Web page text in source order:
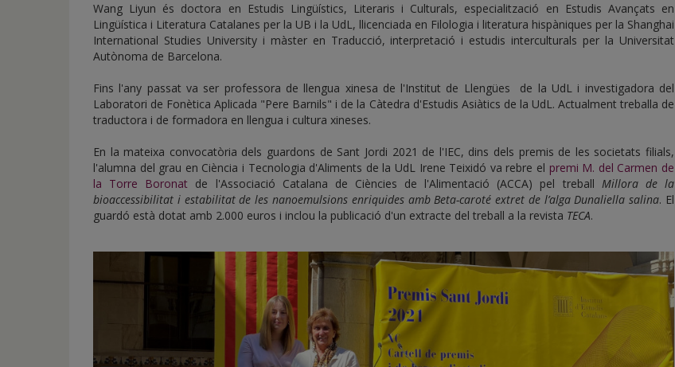
Wang Liyun és doctora en Estudis Lingüístics, Literaris i Culturals, especialització en Estudis Avançats en
Lingüística i Literatura Catalanes per la UB i la UdL, llicenciada en Filologia i literatura hispàniques per la Shanghai
International Studies University i màster en Traducció, interpretació i estudis interculturals per la Universitat
Autònoma de Barcelona.
Fins l'any passat va ser professora de llengua xinesa de l'Institut de Llengües de la UdL i investigadora del
Laboratori de Fonètica Aplicada "Pere Barnils" i de la Càtedra d'Estudis Asiàtics de la UdL. Actualment treballa de
traductora i de formadora en llengua i cultura xineses.
En la mateixa convocatòria dels guardons de Sant Jordi 2021 de l'IEC, dins dels premis de les societats filials,
l'alumna del grau en Ciència i Tecnologia d'Aliments de la UdL Irene Teixidó va rebre el premi M. del Carmen de
la Torre Boronat de l'Associació Catalana de Ciències de l'Alimentació (ACCA) pel treball Millora de la
bioaccessibilitat i estabilitat de les nanoemulsions enriquides amb Beta-caroté extret de l’alga Dunaliella salina. El
guardó està dotat amb 2.000 euros i inclou la publicació d'un extracte del treball a la revista TECA.